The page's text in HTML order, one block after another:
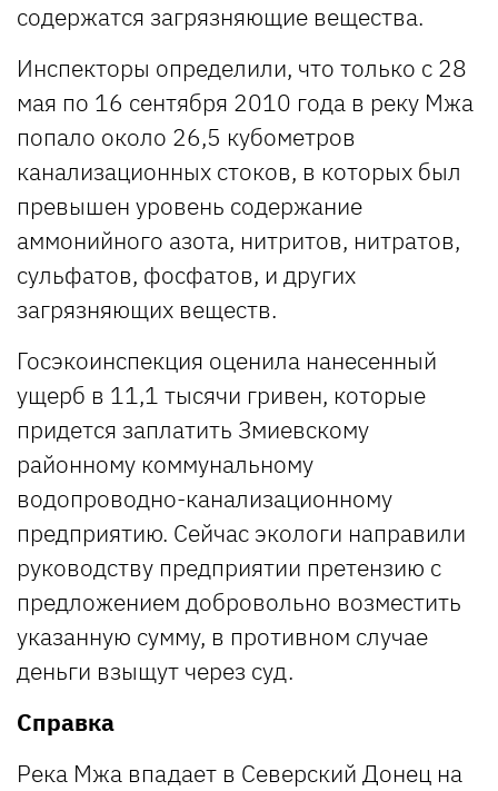
содержатся загрязняющие вещества.
Инспекторы определили, что только с 28
мая по 16 сентября 2010 года в реку Мжа
попало около 26,5 кубометров
канализационных стоков, в которых был
превышен уровень содержание
аммонийного азота, нитритов, нитратов,
сульфатов, фосфатов, и других
загрязняющих веществ.
Госэкоинспекция оценила нанесенный
ущерб в 11,1 тысячи гривен, которые
придется заплатить Змиевскому
районному коммунальному
водопроводно-канализационному
предприятию. Сейчас экологи направили
руководству предприятии претензию с
предложением добровольно возместить
указанную сумму, в противном случае
деньги взыщут через суд.
Справка
Река Мжа впадает в Северский Донец на